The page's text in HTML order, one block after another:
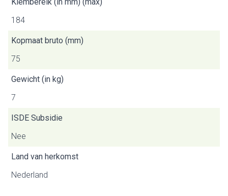
184
Kopmaat bruto (mm)
75
Gewicht (in kg)
7
ISDE Subsidie
Nee
Land van herkomst
Nederland